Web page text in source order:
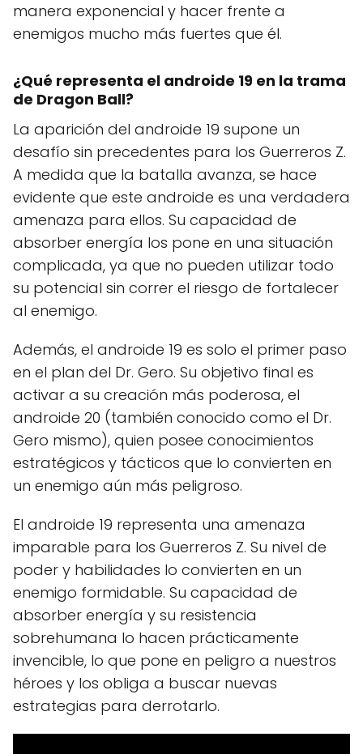
manera exponencial y hacer frente a
enemigos mucho más fuertes que él.
¿Qué representa el androide 19 en la trama
de Dragon Ball?
La aparición del androide 19 supone un
desafío sin precedentes para los Guerreros Z.
A medida que la batalla avanza, se hace
evidente que este androide es una verdadera
amenaza para ellos. Su capacidad de
absorber energía los pone en una situación
complicada, ya que no pueden utilizar todo
su potencial sin correr el riesgo de fortalecer
al enemigo.
Además, el androide 19 es solo el primer paso
en el plan del Dr. Gero. Su objetivo final es
activar a su creación más poderosa, el
androide 20 (también conocido como el Dr.
Gero mismo), quien posee conocimientos
estratégicos y tácticos que lo convierten en
un enemigo aún más peligroso.
El androide 19 representa una amenaza
imparable para los Guerreros Z. Su nivel de
poder y habilidades lo convierten en un
enemigo formidable. Su capacidad de
absorber energía y su resistencia
sobrehumana lo hacen prácticamente
invencible, lo que pone en peligro a nuestros
héroes y los obliga a buscar nuevas
estrategias para derrotarlo.